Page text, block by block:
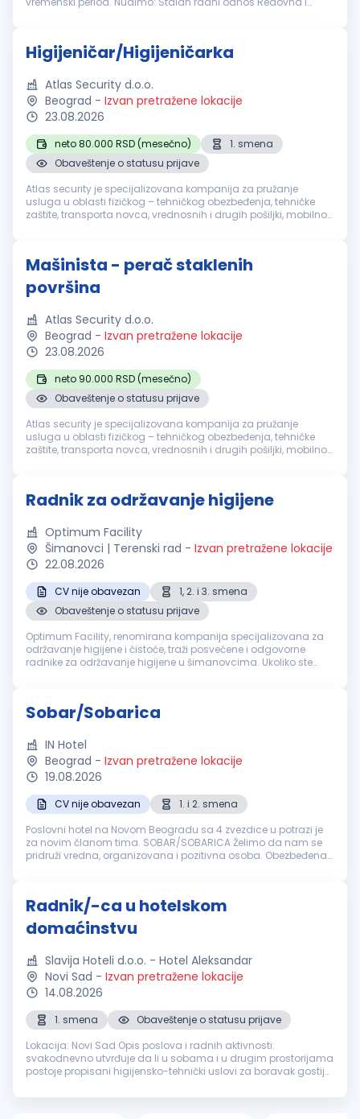
Higijeničar/Higijeničarka
Atlas Security d.o.o.
Beograd - Izvan pretražene lokacije
23.08.2026
neto 80.000 RSD (mesečno)
1. smena
Obaveštenje o statusu prijave
Atlas security je specijalizovana kompanija za pružanje
usluga u oblasti fizičkog – tehničkog obezbeđenja, tehničke
zaštite, transporta novca, vrednosnih i drugih pošiljki, mobilnog
Mašinista - perač staklenih
površina
Atlas Security d.o.o.
Beograd - Izvan pretražene lokacije
23.08.2026
neto 90.000 RSD (mesečno)
Obaveštenje o statusu prijave
Atlas security je specijalizovana kompanija za pružanje
usluga u oblasti fizičkog – tehničkog obezbeđenja, tehničke
zaštite, transporta novca, vrednosnih i drugih pošiljki, mobilnog
Radnik za održavanje higijene
Optimum Facility
Šimanovci | Terenski rad - Izvan pretražene lokacije
22.08.2026
CV nije obavezan
1, 2. i 3. smena
Obaveštenje o statusu prijave
Optimum Facility, renomirana kompanija specijalizovana za
održavanje higijene i čistoće, traži posvećene i odgovorne
radnike za održavanje higijene u šimanovcima. Ukoliko ste
Sobar/Sobarica
IN Hotel
Beograd - Izvan pretražene lokacije
19.08.2026
CV nije obavezan
1. i 2. smena
Poslovni hotel na Novom Beogradu sa 4 zvezdice u potrazi je
za novim članom tima. SOBAR/SOBARICA Želimo da nam se
pridruži vredna, organizovana i pozitivna osoba. Obezbeđena
Radnik/-ca u hotelskom
domaćinstvu
Slavija Hoteli d.o.o. - Hotel Aleksandar
Novi Sad - Izvan pretražene lokacije
14.08.2026
1. smena
Obaveštenje o statusu prijave
Lokacija: Novi Sad Opis poslova i radnih aktivnosti:
svakodnevno utvrđuje da li u sobama i u drugim prostorijama
postoje propisani higijensko-tehnički uslovi za boravak gostiju,
dogov...